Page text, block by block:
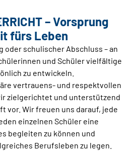
– Vorsprung
fürs Leben
oder schulischer Abschluss – an
und Schüler vielfältige
zu entwickeln.
vertrauens- und respektvollen
zielgerichtet und unterstützend
vor. Wir freuen uns darauf, jede
einzelnen Schüler eine
begleiten zu können und
Berufsleben zu legen.